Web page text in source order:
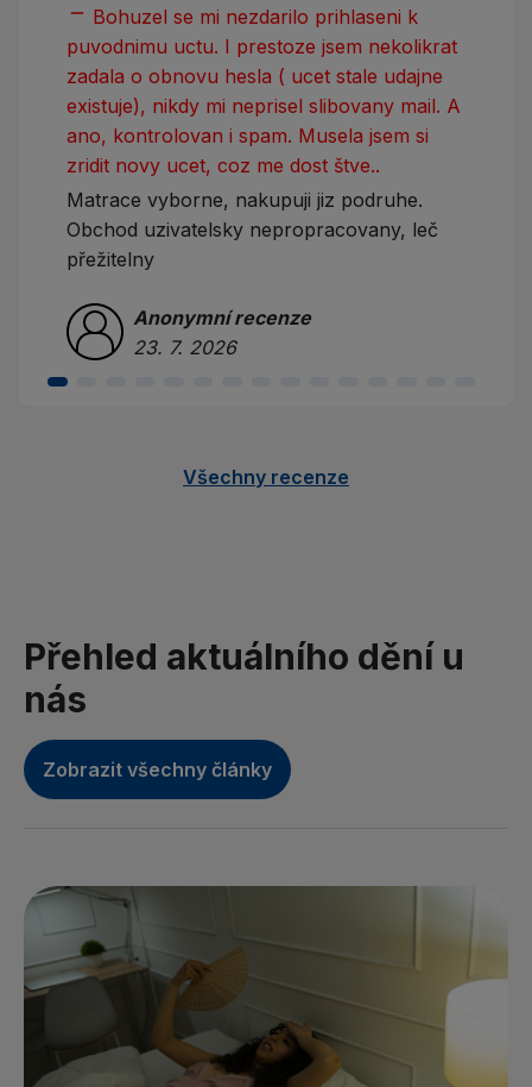
remove Bohuzel se mi nezdarilo prihlaseni k
puvodnimu uctu. I prestoze jsem nekolikrat
zadala o obnovu hesla ( ucet stale udajne
existuje), nikdy mi neprisel slibovany mail. A
ano, kontrolovan i spam. Musela jsem si
zridit novy ucet, coz me dost štve..
Matrace vyborne, nakupuji jiz podruhe.
Obchod uzivatelsky nepropracovany, leč
přežitelny
Anonymní recenze
23. 7. 2026
Všechny recenze
Přehled aktuálního dění u
nás
Zobrazit všechny články